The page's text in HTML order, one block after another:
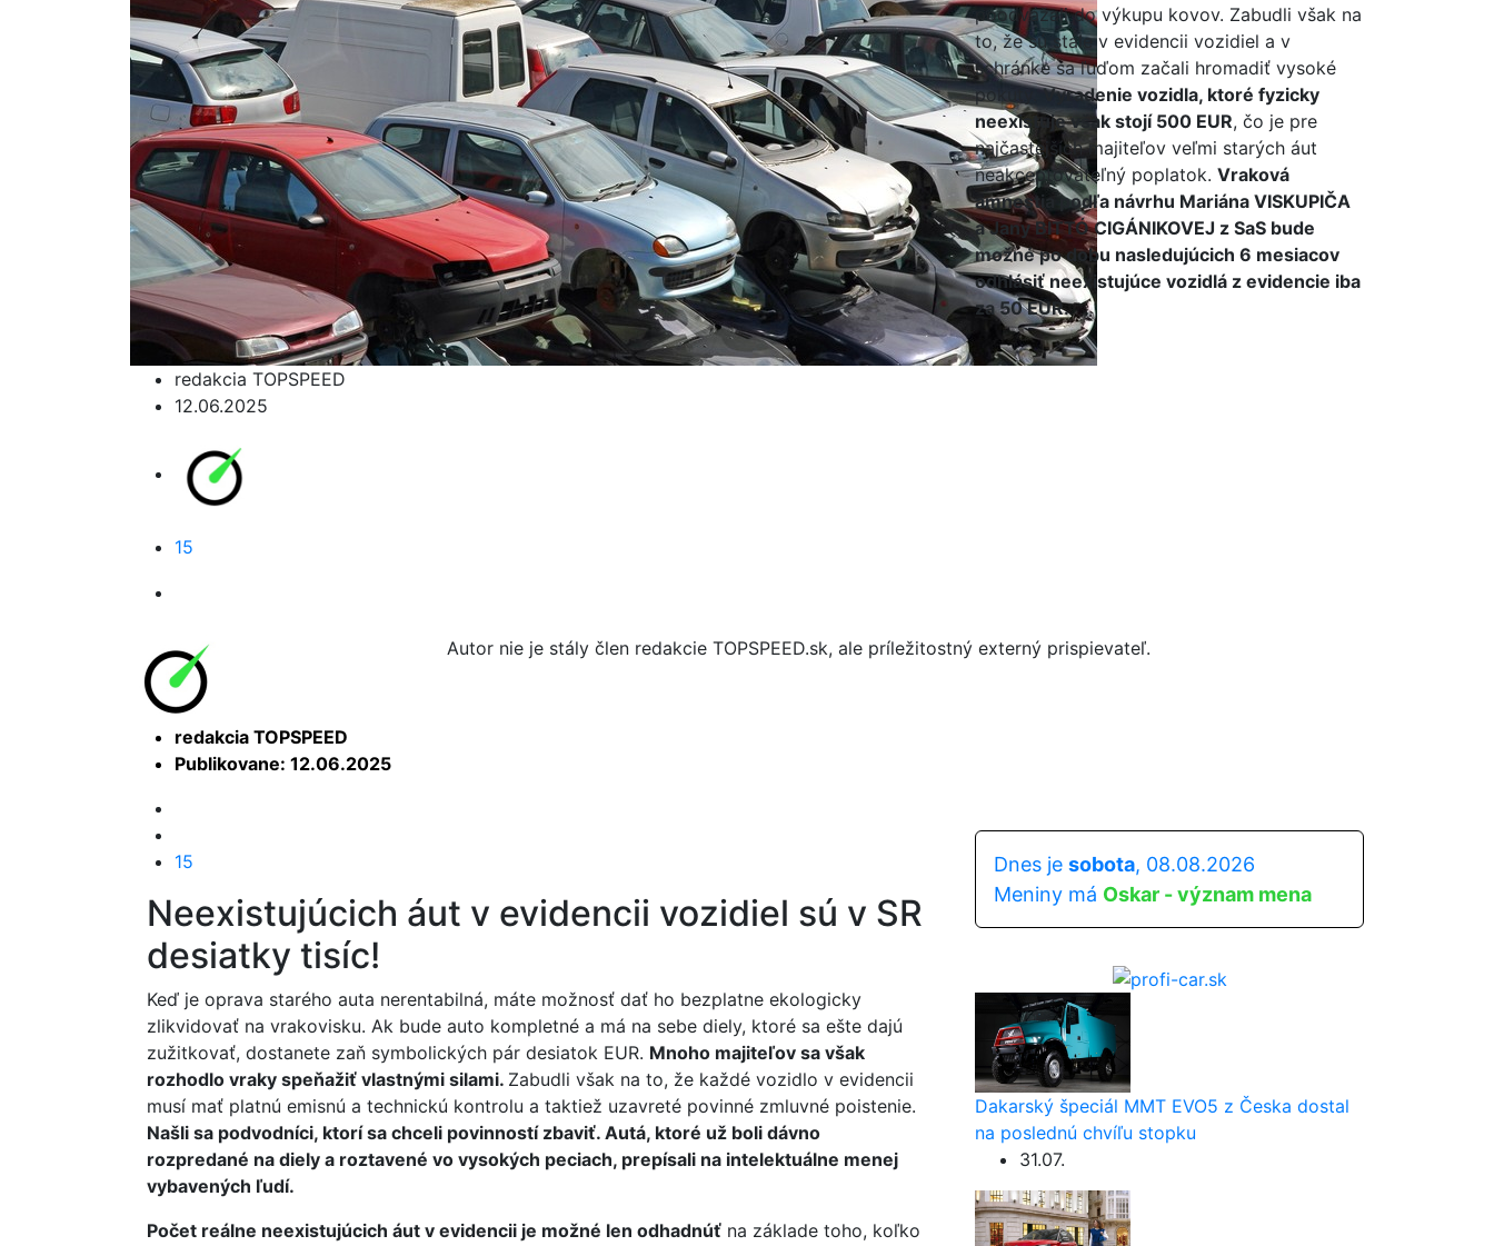
redakcia TOPSPEED
12.06.2025
15
poodvážali do výkupu kovov. Zabudli však na
to, že sú stále v evidencii vozidiel a v
schránke sa ľuďom začali hromadiť vysoké
pokuty.Vyradenie vozidla, ktoré fyzicky
neexistuje však stojí 500 EUR, čo je pre
najčastejších majiteľov veľmi starých áut
neakceptovateľný poplatok. Vraková
amnestia podľa návrhu Mariána VISKUPIČA
a Jany BITTÓ CIGÁNIKOVEJ z SaS bude
možné po dobu nasledujúcich 6 mesiacov
odhlásiť neexistujúce vozidlá z evidencie iba
za 50 EUR.
redakcia TOPSPEED
Publikovane: 12.06.2025
Autor nie je stály člen redakcie TOPSPEED.sk, ale príležitostný externý prispievateľ.
15
Neexistujúcich áut v evidencii vozidiel sú v SR
desiatky tisíc!
Keď je oprava starého auta nerentabilná, máte možnosť dať ho bezplatne ekologicky
zlikvidovať na vrakovisku. Ak bude auto kompletné a má na sebe diely, ktoré sa ešte dajú
zužitkovať, dostanete zaň symbolických pár desiatok EUR. Mnoho majiteľov sa však
rozhodlo vraky speňažiť vlastnými silami. Zabudli však na to, že každé vozidlo v evidencii
musí mať platnú emisnú a technickú kontrolu a taktiež uzavreté povinné zmluvné poistenie.
Našli sa podvodníci, ktorí sa chceli povinností zbaviť. Autá, ktoré už boli dávno
rozpredané na diely a roztavené vo vysokých peciach, prepísali na intelektuálne menej
vybavených ľudí.
Počet reálne neexistujúcich áut v evidencii je možné len odhadnúť na základe toho, koľko
Dnes je sobota, 08.08.2026
Meniny má Oskar - význam mena
Dakarský špeciál MMT EVO5 z Česka dostal
na poslednú chvíľu stopku
31.07.